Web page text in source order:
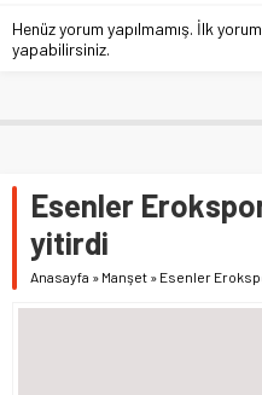
Henüz yorum yapılmamış. İlk
yapabilirsiniz.
Esenler
yitirdi
Anasayfa » Manşet » Esenler